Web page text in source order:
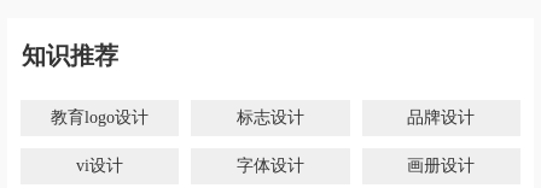
知识推荐
教育logo设计 标志设计 品牌设计
vi设计 字体设计 画册设计